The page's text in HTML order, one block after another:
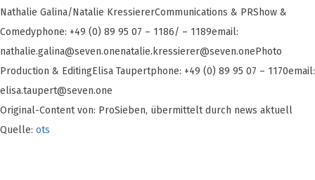
Nathalie Galina/Natalie KressiererCommunications & PRShow &
Comedyphone: +49 (0) 89 95 07 – 1186/ – 1189email:
nathalie.galina@seven.onenatalie.kressierer@seven.onePhoto
Production & EditingElisa Taupertphone: +49 (0) 89 95 07 – 1170email:
elisa.taupert@seven.one
Original-Content von: ProSieben, übermittelt durch news aktuell
Quelle: ots